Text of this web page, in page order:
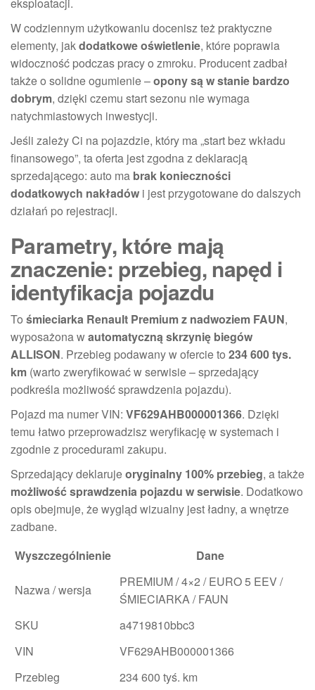
W codziennym użytkowaniu docenisz też praktyczne
elementy, jakdodatkowe oświetlenie, które poprawia
widoczność podczas pracy o zmroku. Producent zadbał
także o solidne ogumienie –opony są w stanie bardzo
dobrym, dzięki czemu start sezonu nie wymaga
natychmiastowych inwestycji.
Jeśli zależy Ci na pojazdzie, który ma „start bez wkładu
finansowego”, ta oferta jest zgodna z deklaracją
sprzedającego: auto ma brak konieczności
dodatkowych nakładów i jest przygotowane do dalszych
działań po rejestracji.
Parametry, które mają
znaczenie: przebieg, napęd i
identyfikacja pojazdu
To śmieciarka Renault Premium z nadwoziem FAUN,
wyposażona wautomatyczną skrzynię biegów
ALLISON. Przebieg podawany w ofercie to 234 600 tys.
km (warto zweryfikować w serwisie – sprzedający
podkreśla możliwość sprawdzenia pojazdu).
Pojazd ma numer VIN: VF629AHB000001366. Dzięki
temu łatwo przeprowadzisz weryfikację w systemach i
zgodnie z procedurami zakupu.
Sprzedający deklarujeoryginalny 100% przebieg, a także
możliwość sprawdzenia pojazdu w serwisie. Dodatkowo
opis obejmuje, że wygląd wizualny jest ładny, a wnętrze
zadbane.
Wyszczególnienie
Dane
Nazwa / wersja
PREMIUM / 4×2 / EURO 5 EEV /
ŚMIECIARKA / FAUN
SKU
a4719810bbc3
VIN
VF629AHB000001366
Przebieg
234 600 tyś. km